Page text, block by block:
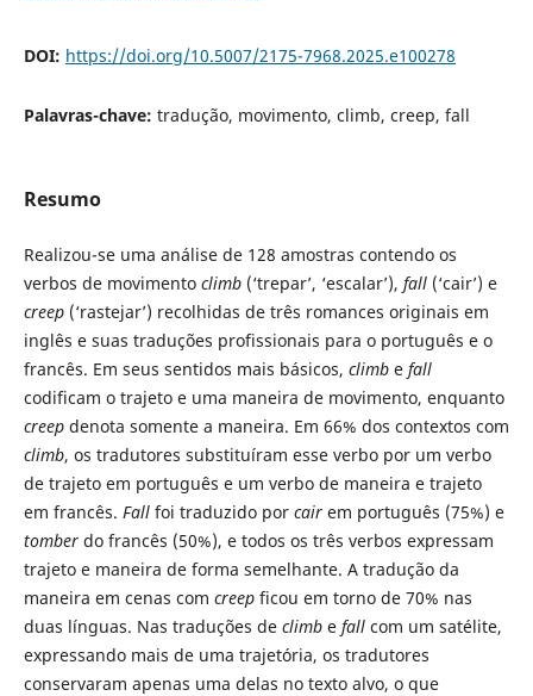
DOI: https://doi.org/10.5007/2175-7968.2025.e100278
Palavras-chave: tradução, movimento, climb, creep, fall
Resumo
Realizou-se uma análise de 128 amostras contendo os
verbos de movimento climb(‘trepar’, ‘escalar’), fall(‘cair’) e
creep(‘rastejar’) recolhidas de três romances originais em
inglês e suas traduções profissionais para o português e o
francês. Em seus sentidos mais básicos, climbe fall
codificam o trajeto e uma maneira de movimento, enquanto
creepdenota somente a maneira. Em 66% dos contextos com
climb, os tradutores substituíram esse verbo por um verbo
de trajeto em português e um verbo de maneira e trajeto
em francês. Fallfoi traduzido por cairem português (75%) e
tomberdo francês (50%), e todos os três verbos expressam
trajeto e maneira de forma semelhante. A tradução da
maneira em cenas com creepficou em torno de 70% nas
duas línguas. Nas traduções de climbe fallcom um satélite,
expressando mais de uma trajetória, os tradutores
conservaram apenas uma delas no texto alvo, o que